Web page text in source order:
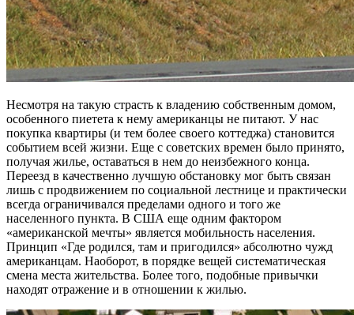
Несмотря на такую страсть к владению собственным домом,
особенного пиетета к нему американцы не питают. У нас
покупка квартиры (и тем более своего коттеджа) становится
событием всей жизни. Еще с советских времен было принято,
получая жилье, оставаться в нем до неизбежного конца.
Переезд в качественно лучшую обстановку мог быть связан
лишь с продвижением по социальной лестнице и практически
всегда ограничивался пределами одного и того же
населенного пункта. В США еще одним фактором
«американской мечты» является мобильность населения.
Принцип «Где родился, там и пригодился» абсолютно чужд
американцам. Наоборот, в порядке вещей систематическая
смена места жительства. Более того, подобные привычки
находят отражение и в отношении к жилью.